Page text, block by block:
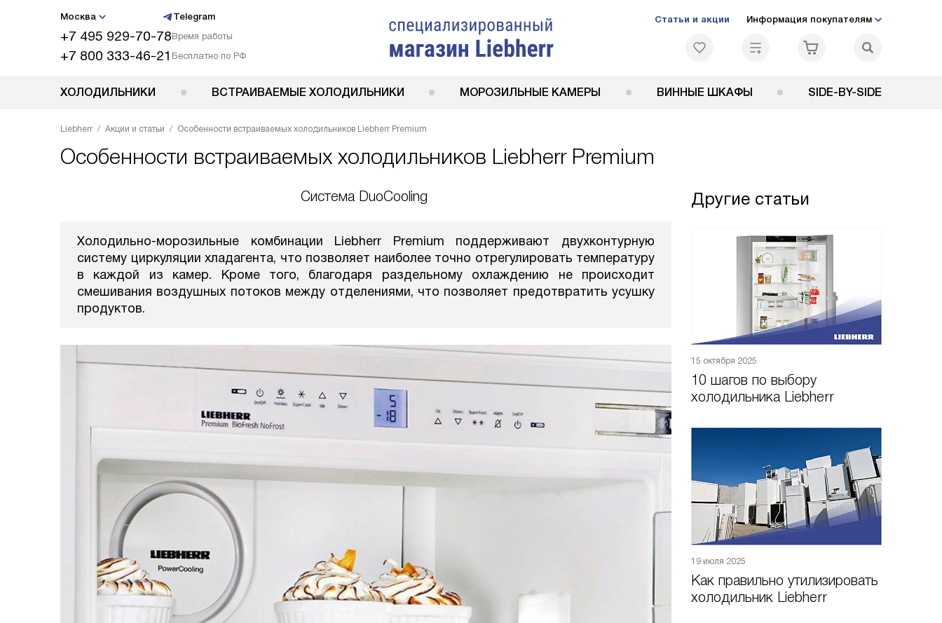
Москва Telegram
+7 495 929-70-78Время работы
+7 800 333-46-21 Бесплатно по РФ
Статьи и акции Информация покупателям
ХОЛОДИЛЬНИКИ ВСТРАИВАЕМЫЕ ХОЛОДИЛЬНИКИ МОРОЗИЛЬНЫЕ КАМЕРЫ ВИННЫЕ ШКАФЫ SIDE-BY-SIDE
Liebherr Акции и статьи Особенности встраиваемых холодильников Liebherr Premium
Особенности встраиваемых холодильников Liebherr Premium
Система DuoCooling
Холодильно-морозильные комбинации Liebherr Premium поддерживают двухконтурную
систему циркуляции хладагента, что позволяет наиболее точно отрегулировать температуру
в каждой из камер. Кроме того, благодаря раздельному охлаждению не происходит
смешивания воздушных потоков между отделениями, что позволяет предотвратить усушку
продуктов.
Другие статьи
15 октября 2025
10 шагов по выбору
холодильника Liebherr
19 июля 2025
Как правильно утилизировать
холодильник Liebherr